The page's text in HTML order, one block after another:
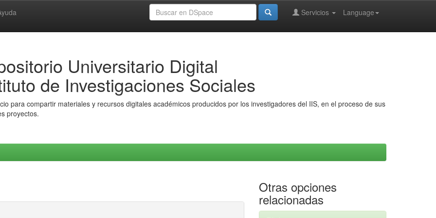
Language
Servicios
Universitario Digital
de Investigaciones Sociales
para compartir materiales y recursos digitales académicos producidos por los investigadores del IIS, en el proceso de sus
proyectos.
Otras opciones
relacionadas